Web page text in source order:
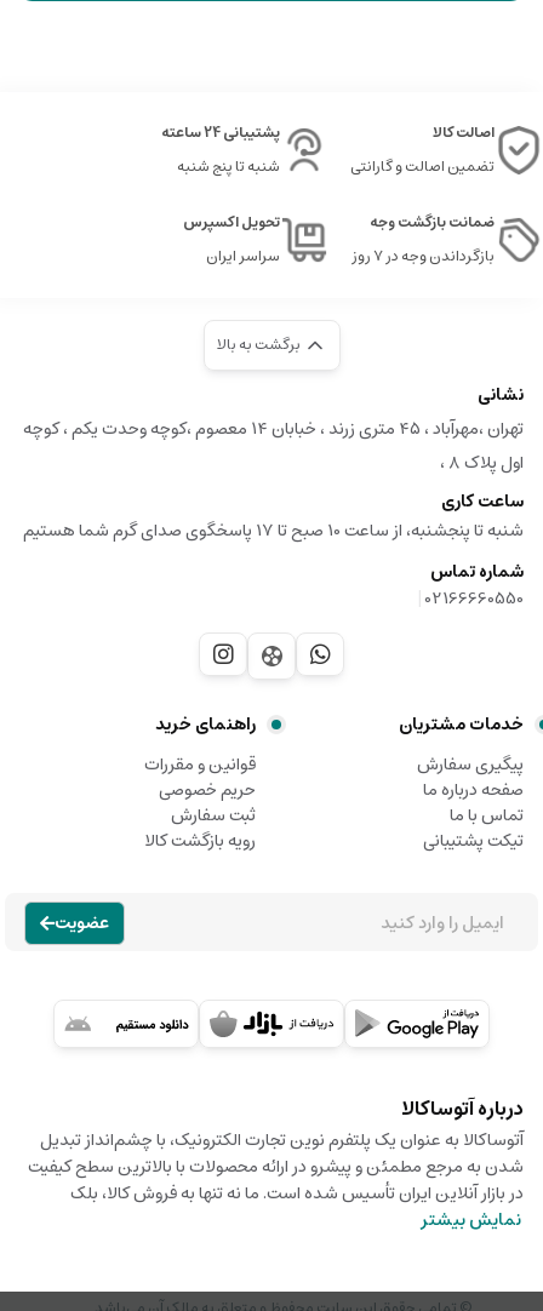
اصالت کالا
تضمین اصالت و گارانتی
پشتیبانی 24 ساعته
شنبه تا پنج شنبه
ضمانت بازگشت وجه
بازگرداندن وجه در ۷ روز
تحویل اکسپرس
سراسر ایران
برگشت به بالا
نشانی
تهران ،مهرآباد ، ۴۵ متری زرند ، خبابان ۱۴ معصوم ،کوچه وحدت یکم ، کوچه
اول پلاک ۸ ،
ساعت کاری
شنبه تا پنجشنبه، از ساعت 10 صبح تا 17 پاسخگوی صدای گرم شما هستیم
شماره تماس
02166660550
|
خدمات مشتریان
پیگیری سفارش
صفحه درباره ما
تماس با ما
تیکت پشتیبانی
راهنمای خرید
قوانین و مقررات
حریم خصوصی
ثبت سفارش
رویه بازگشت کالا
عضویت
درباره آتوساکالا
آتوساکالا به عنوان یک پلتفرم نوین تجارت الکترونیک، با چشم‌انداز تبدیل
شدن به مرجع مطمئن و پیشرو در ارائه محصولات با بالاترین سطح کیفیت
در بازار آنلاین ایران تأسیس شده است. ما نه تنها به فروش کالا، بلک
نمایش بیشتر